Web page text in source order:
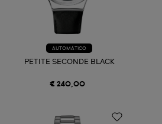
AUTOMÁTICO
PETITE SECONDE BLACK
€ 240,00